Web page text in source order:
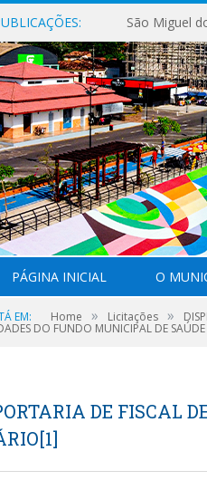
PÁGINA INICIAL O
EM: Home » Licitações »
DO FUNDO MUNICIPAL DE
DE FISCAL